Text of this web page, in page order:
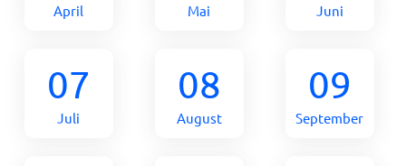
April Mai Juni
07
Juli
08
August
09
September